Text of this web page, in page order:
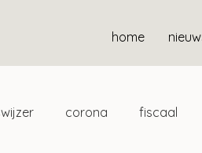
home
corona fiscaal